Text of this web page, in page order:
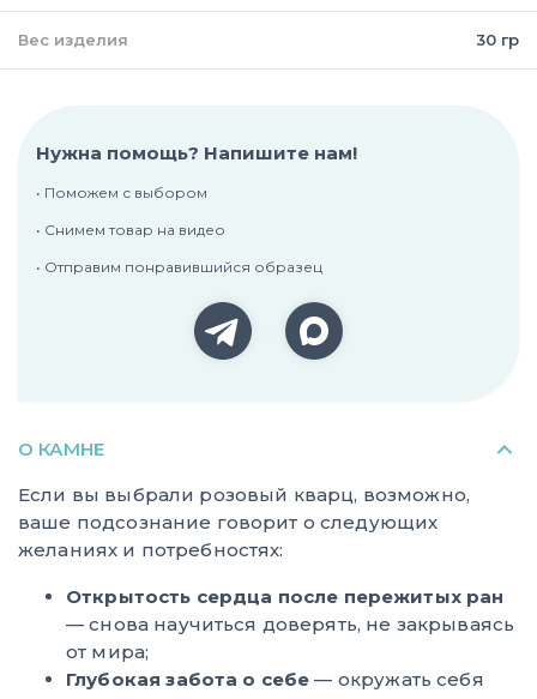
Вес изделия 30 гр
Нужна помощь? Напишите нам!
• Поможем с выбором
• Снимем товар на видео
• Отправим понравившийся образец
О КАМНЕ
Если вы выбрали розовый кварц, возможно,
ваше подсознание говорит о следующих
желаниях и потребностях:
Открытость сердца после пережитых ран
— снова научиться доверять, не закрываясь
от мира;
Глубокая забота о себе — окружать себя